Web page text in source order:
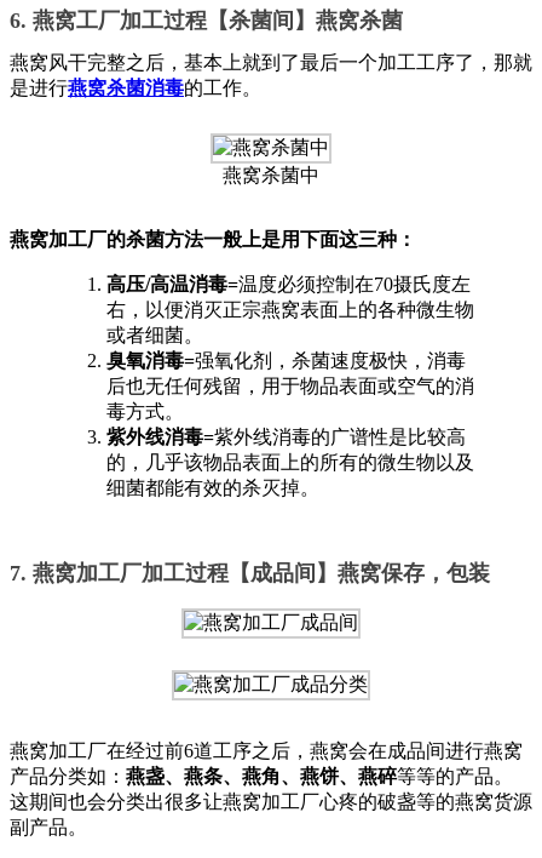
6. 燕窝工厂加工过程【杀菌间】燕窝杀菌
燕窝风干完整之后，基本上就到了最后一个加工工序了，那就
是进行燕窝杀菌消毒的工作。
燕窝杀菌中
燕窝加工厂的杀菌方法一般上是用下面这三种：
高压/高温消毒=温度必须控制在70摄氏度左
右，以便消灭正宗燕窝表面上的各种微生物
或者细菌。
臭氧消毒=强氧化剂，杀菌速度极快，消毒
后也无任何残留，用于物品表面或空气的消
毒方式。
紫外线消毒=紫外线消毒的广谱性是比较高
的，几乎该物品表面上的所有的微生物以及
细菌都能有效的杀灭掉。
7. 燕窝加工厂加工过程【成品间】燕窝保存，包装
燕窝加工厂在经过前6道工序之后，燕窝会在成品间进行燕窝
产品分类如： 燕盏、燕条、燕角、燕饼、燕碎等等的产品。
这期间也会分类出很多让燕窝加工厂心疼的破盏等的燕窝货源
副产品。